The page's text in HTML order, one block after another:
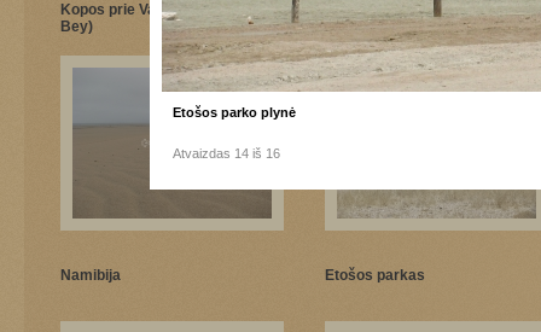
Kopos prie Valvis Bei (Walvis
Bey)
Namibija
Namibija Etošos parkas
Etošos parko plynė
Atvaizdas 14 iš 16